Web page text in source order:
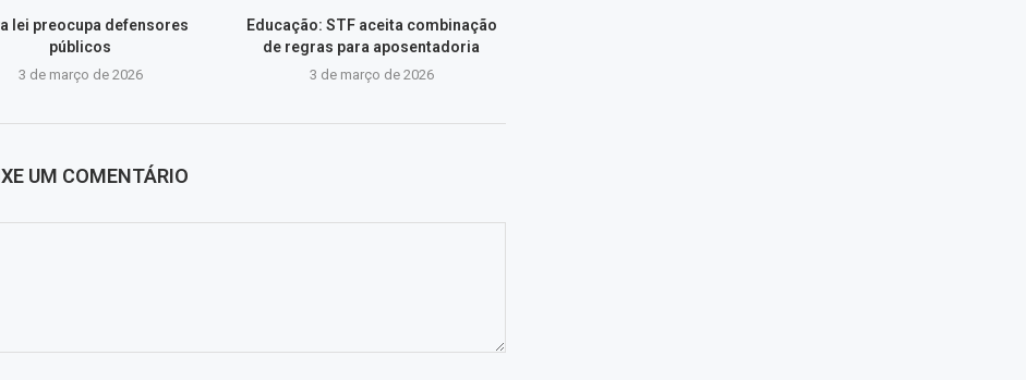
lei preocupa defensores
públicos
3 de março de 2026
Educação: STF aceita combinação
de regras para aposentadoria
3 de março de 2026
UM COMENTÁRIO